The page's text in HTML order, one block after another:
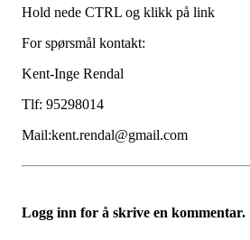
Hold nede CTRL og klikk på link
For spørsmål kontakt:
Kent-Inge Rendal
Tlf: 95298014
Mail:kent.rendal@gmail.com
Logg inn for å skrive en kommentar.